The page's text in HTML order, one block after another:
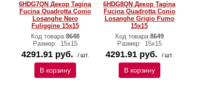
6HDG7QN Декор Tagina
Fucina Quadrotta Conio
Losanghe Nero
Fuliggine 15x15
Код товара:8648
Размер:
15x15
4291.91 руб. / шт.
В корзину
6HDG8QN Декор Tagina
Fucina Quadrotta Conio
Losanghe Grigio Fumo
15x15
Код товара:8649
Размер:
15x15
4291.91 руб. / шт.
В корзину